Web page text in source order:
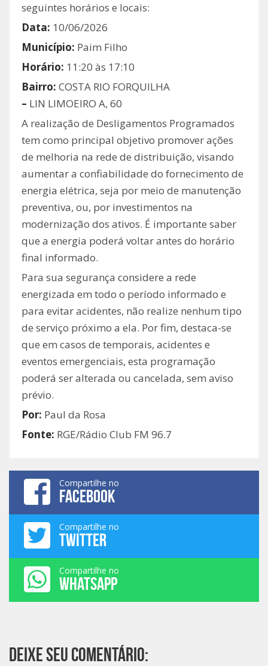
seguintes horários e locais:
Data: 10/06/2026
Município: Paim Filho
Horário: 11:20 às 17:10
Bairro: COSTA RIO FORQUILHA
– LIN LIMOEIRO A, 60
A realização de Desligamentos Programados
tem como principal objetivo promover ações
de melhoria na rede de distribuição, visando
aumentar a confiabilidade do fornecimento de
energia elétrica, seja por meio de manutenção
preventiva, ou, por investimentos na
modernização dos ativos. É importante saber
que a energia poderá voltar antes do horário
final informado.
Para sua segurança considere a rede
energizada em todo o período informado e
para evitar acidentes, não realize nenhum tipo
de serviço próximo a ela. Por fim, destaca-se
que em casos de temporais, acidentes e
eventos emergenciais, esta programação
poderá ser alterada ou cancelada, sem aviso
prévio.
Por: Paul da Rosa
Fonte: RGE/Rádio Club FM 96.7
Compartilhe no
FACEBOOK
Compartilhe no
TWITTER
Compartilhe no
WHATSAPP
Deixe seu comentário: